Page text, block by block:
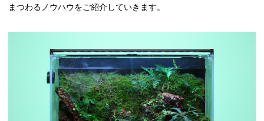
まつわるノウハウをご紹介していきます。